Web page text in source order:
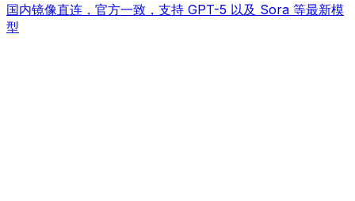
国内镜像直连，官方一致，支持 GPT-5 以及 Sora 等最新模
型